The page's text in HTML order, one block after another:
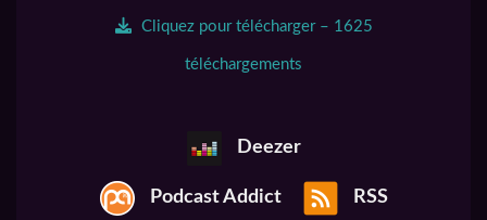
Cliquez pour télécharger – 1625
téléchargements
Deezer
Podcast Addict RSS